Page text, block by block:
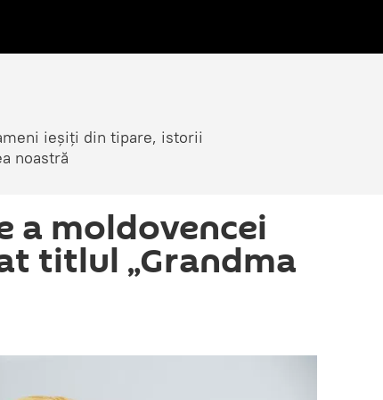
ieșiți din tipare, istorii
noastră
a moldovencei
titlul „Grandma